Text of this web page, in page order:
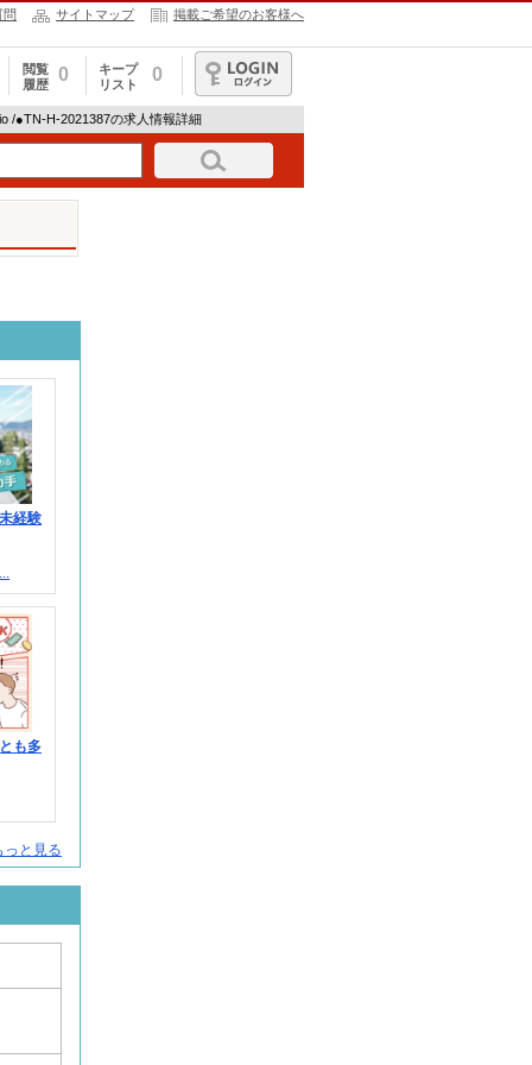
問 サイトマップ 掲載ご希望のお客様へ
閲覧
履歴
0
キープ
リスト
0
ログイン
/●TN-H-2021387の求人情報詳細
経験
も多
と見る